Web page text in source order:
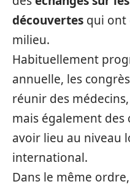
découvertes qui ont
milieu.
Habituellement
annuelle, les
réunir des
mais également des
avoir lieu au niveau
international.
Dans le même